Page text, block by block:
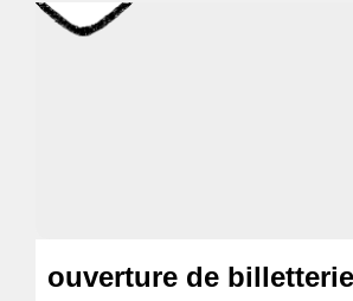
ouverture de billetterie